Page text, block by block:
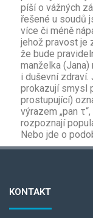
píší o vážných
řešené u soudů
více či méně
jehož pravost je
že bude
manželka
i duševní zdraví.
prokazují smysl
prostupující)
výrazem „pan
rozpoznají
Nebo jde o
KONTAKT